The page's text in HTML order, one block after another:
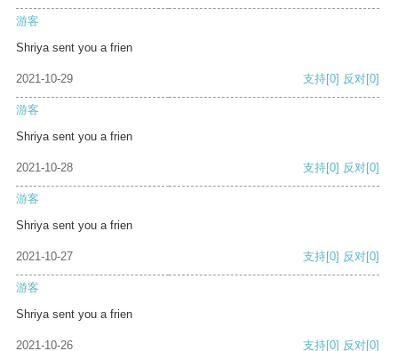
游客
Shriya sent you a frien
2021-10-29 支持[0] 反对[0]
游客
Shriya sent you a frien
2021-10-28 支持[0] 反对[0]
游客
Shriya sent you a frien
2021-10-27 支持[0] 反对[0]
游客
Shriya sent you a frien
2021-10-26 支持[0] 反对[0]